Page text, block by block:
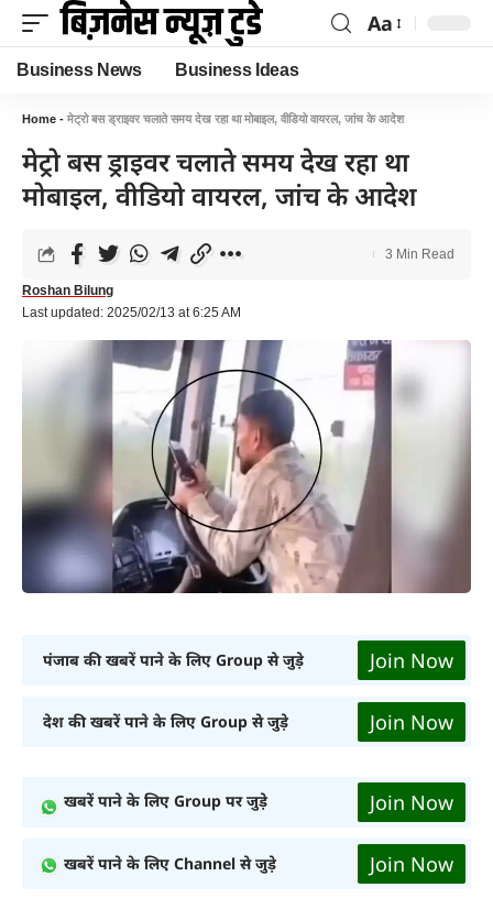
Aa
Business News Business Ideas
Home - मेट्रो बस ड्राइवर चलाते समय देख रहा था मोबाइल, वीडियो वायरल, जांच के आदेश
मेट्रो बस ड्राइवर चलाते समय देख रहा था
मोबाइल, वीडियो वायरल, जांच के आदेश
Last updated: 2025/02/13 at 6:25 AM
Roshan Bilung
3 Min Read
पंजाब की खबरें पाने के लिए Group से जुड़े Join Now
देश की खबरें पाने के लिए Group से जुड़े Join Now
खबरें पाने के लिए Group पर जुड़े Join Now
खबरें पाने के लिए Channel से जुड़े Join Now